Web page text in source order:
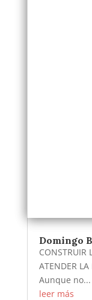
Domingo
CONSTRUIR
ATENDER
Aunque no...
leer más